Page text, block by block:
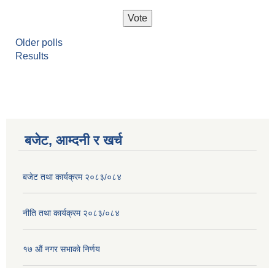
Older polls
Results
बजेट, आम्दनी र खर्च
बजेट तथा कार्यक्रम २०८३/०८४
नीति तथा कार्यक्रम २०८३/०८४
१७ ‌‍औं नगर सभाकाे निर्णय